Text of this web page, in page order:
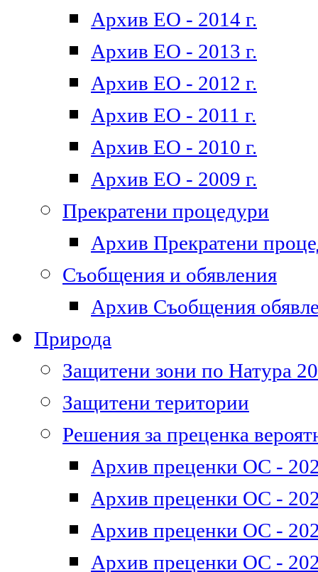
Архив ЕО - 2014 г.
Архив ЕО - 2013 г.
Архив ЕО - 2012 г.
Архив ЕО - 2011 г.
Архив ЕО - 2010 г.
Архив ЕО - 2009 г.
Прекратени процедури
Архив Прекратени
Съобщения и обявления
Архив Съобщения
Природа
Защитени зони по Натура
Защитени територии
Решения за преценка
Архив преценки ОС -
Архив преценки ОС -
Архив преценки ОС -
Архив преценки ОС -